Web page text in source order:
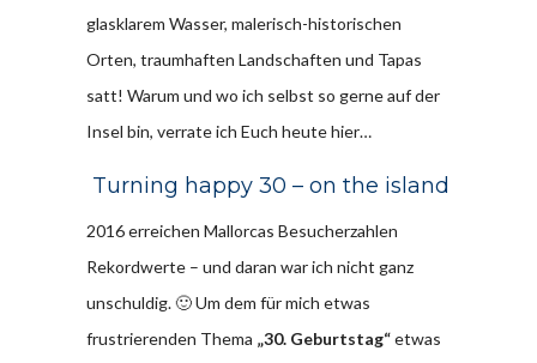
glasklarem Wasser, malerisch-historischen
Orten, traumhaften Landschaften und Tapas
satt! Warum und wo ich selbst so gerne auf der
Insel bin, verrate ich Euch heute hier…
Turning happy 30 – on the island
2016 erreichen Mallorcas Besucherzahlen
Rekordwerte – und daran war ich nicht ganz
unschuldig. 🙂 Um dem für mich etwas
frustrierenden Thema „30. Geburtstag“etwas